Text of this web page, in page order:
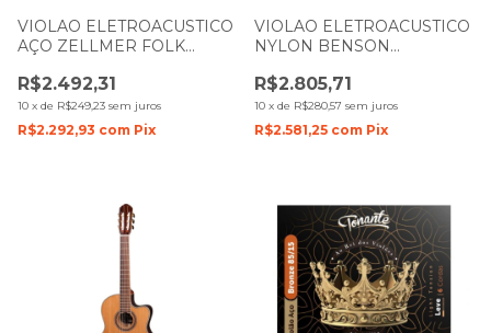
VIOLAO ELETROACUSTICO
AÇO ZELLMER FOLK
PROVENANCE
MAHOGANY ARMREST
BRILHO COM CAPA
R$2.492,31
10 x de R$249,23 sem juros
R$2.292,93 com Pix
VIOLAO ELETROACUSTICO
NYLON BENSON
SOLIDO NATURAL
R$2.805,71
10 x de R$280,57 sem juros
R$2.581,25 com Pix